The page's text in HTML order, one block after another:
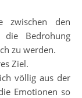
zwischen den
die Bedrohung
zu werden.
Ziel.
völlig aus der
Emotionen so